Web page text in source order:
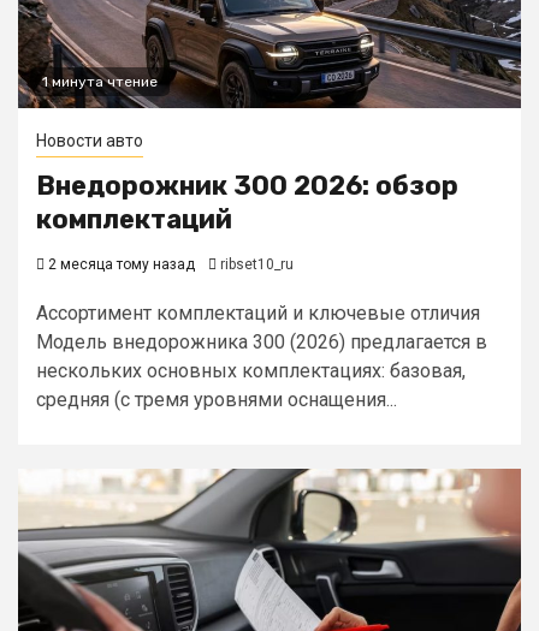
1 минута чтение
Новости авто
Внедорожник 300 2026: обзор
комплектаций
2 месяца тому назад ribset10_ru
Ассортимент комплектаций и ключевые отличия
Модель внедорожника 300 (2026) предлагается в
нескольких основных комплектациях: базовая,
средняя (с тремя уровнями оснащения...